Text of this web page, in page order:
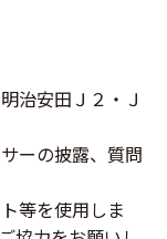
安田Ｊ２・Ｊ
の披露、質問
を使用しま